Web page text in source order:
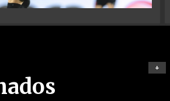
+